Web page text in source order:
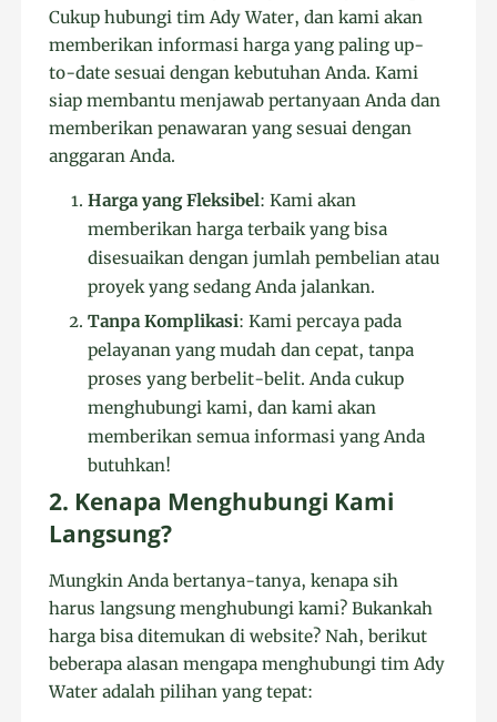
Cukup hubungi tim Ady Water, dan kami akan
memberikan informasi harga yang paling up-
to-date sesuai dengan kebutuhan Anda. Kami
siap membantu menjawab pertanyaan Anda dan
memberikan penawaran yang sesuai dengan
anggaran Anda.
Harga yang Fleksibel: Kami akan
memberikan harga terbaik yang bisa
disesuaikan dengan jumlah pembelian atau
proyek yang sedang Anda jalankan.
Tanpa Komplikasi: Kami percaya pada
pelayanan yang mudah dan cepat, tanpa
proses yang berbelit-belit. Anda cukup
menghubungi kami, dan kami akan
memberikan semua informasi yang Anda
butuhkan!
2. Kenapa Menghubungi Kami
Langsung?
Mungkin Anda bertanya-tanya, kenapa sih
harus langsung menghubungi kami? Bukankah
harga bisa ditemukan di website? Nah, berikut
beberapa alasan mengapa menghubungi tim Ady
Water adalah pilihan yang tepat: